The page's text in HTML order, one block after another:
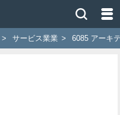
> サービス業業 > 6085 アーキ